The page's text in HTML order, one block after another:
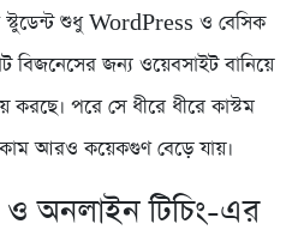
শুধু WordPress ও বেসিক
বিজনেসের জন্য ওয়েবসাইট বানিয়ে
পরে সে ধীরে ধীরে কাস্টম
আরও কয়েকগুণ বেড়ে যায়।
অনলাইন টিচিং-এর